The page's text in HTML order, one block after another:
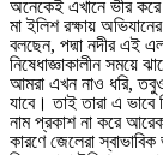
অনেকেই এখানে ভীর
মা ইলিশ রক্ষায়
বলছেন, পদ্মা নদীর এই
নিষেধাজ্ঞাকালীন সময়ে
আমরা এখন নাও ধরি,
যাবে। তাই তারা এ
নাম প্রকাশ না করে আরেক
কারণে জেলেরা